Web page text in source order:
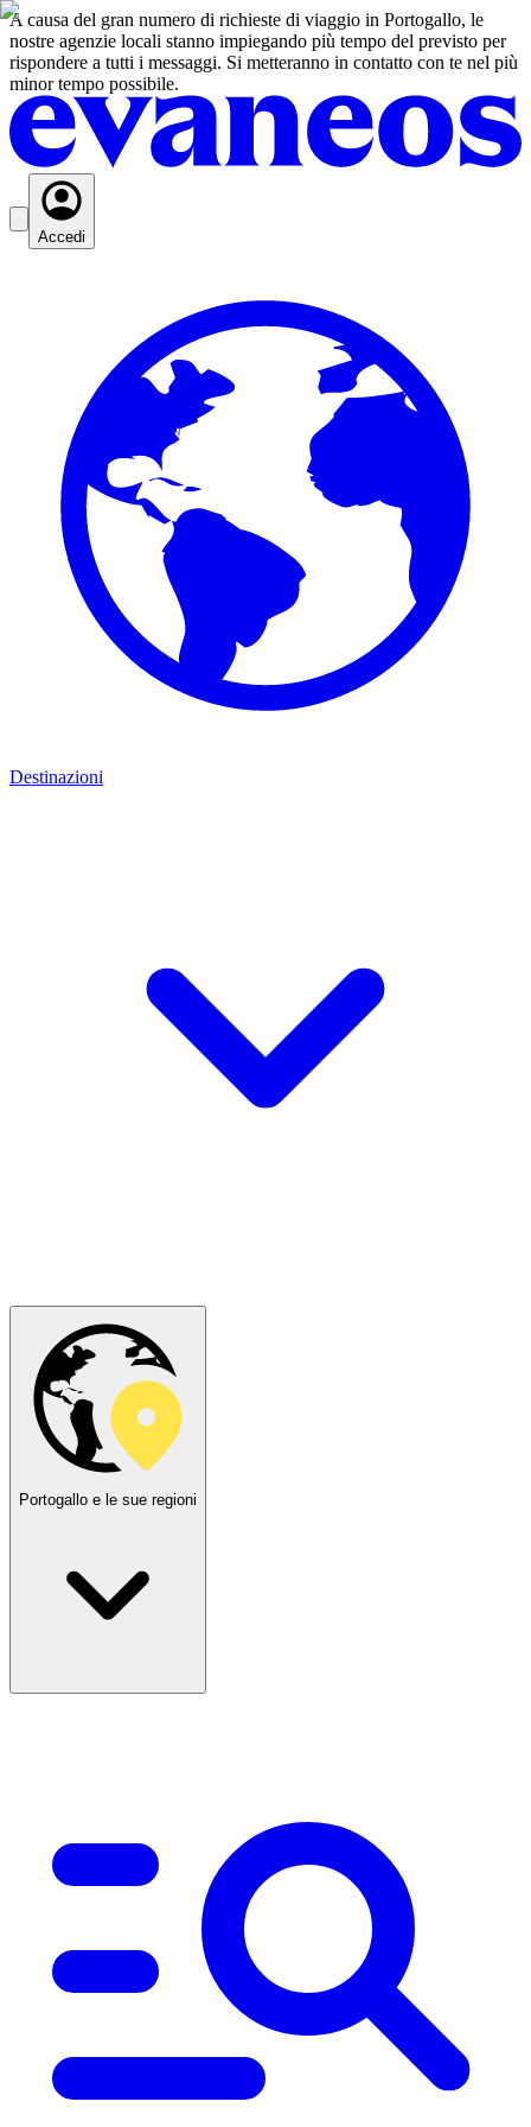
A causa del gran numero di richieste di viaggio in Portogallo, le
nostre agenzie locali stanno impiegando più tempo del previsto per
rispondere a tutti i messaggi. Si metteranno in contatto con te nel più
minor tempo possibile.
Accedi
Destinazioni
Portogallo e le sue regioni